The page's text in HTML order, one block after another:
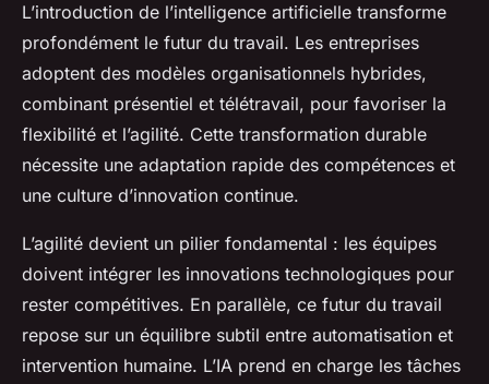
L’introduction de l’intelligence artificielle transforme
profondément le futur du travail. Les entreprises
adoptent des modèles organisationnels hybrides,
combinant présentiel et télétravail, pour favoriser la
flexibilité et l’agilité. Cette transformation durable
nécessite une adaptation rapide des compétences et
une culture d’innovation continue.
L’agilité devient un pilier fondamental : les équipes
doivent intégrer les innovations technologiques pour
rester compétitives. En parallèle, ce futur du travail
repose sur un équilibre subtil entre automatisation et
intervention humaine. L’IA prend en charge les tâches